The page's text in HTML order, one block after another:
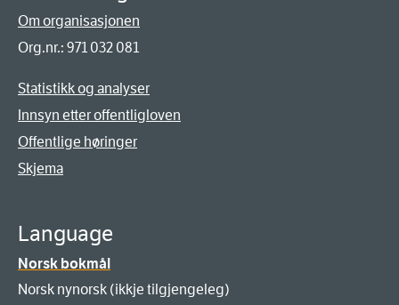
Om organisasjonen
Org.nr.: 971 032 081
Statistikk og analyser
Innsyn etter offentligloven
Offentlige høringer
Skjema
Language
Norsk bokmål
Norsk nynorsk (ikkje tilgjengeleg)